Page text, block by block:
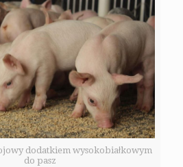
dodatkiem wysokobiałkowym
do pasz